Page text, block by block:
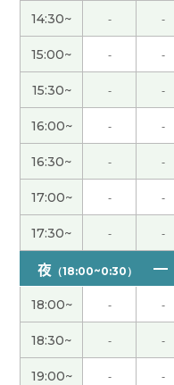
非常感谢您如此耐心
謝謝老師!我繼續開
ω・)/
( 30代 女性 )
最近去了美仕唐纳滋
很少。什么地方一样
次见吧。
今天也谢谢教我中文
的事情。好的，为了
作。您工作也加油！
谢谢您上课～！您说
下次见！
14:30~ - -
15:00~ - -
15:30~ - -
16:00~ - -
16:30~ - -
17:00~ - -
17:30~ - -
夜 （18:00~0:30）
18:00~ - -
18:30~ - -
19:00~ - -